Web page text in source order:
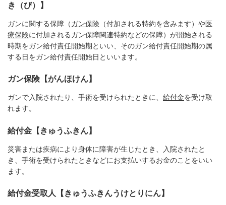
き（び）】
ガンに関する保障（ガン保険 （付加される特約を含みます）や医
療保険に付加されるガン保障関連特約などの保障）が開始される
時期をガン給付責任開始期といい、そのガン給付責任開始期の属
する日をガン給付責任開始日といいます。
ガン保険【がんほけん】
ガンで入院されたり、手術を受けられたときに、 給付金を受け取
れます。
給付金【きゅうふきん】
災害または疾病により身体に障害が生じたとき、入院されたと
き、手術を受けられたときなどにお支払いするお金のことをいい
ます。
給付金受取人【きゅうふきんうけとりにん】